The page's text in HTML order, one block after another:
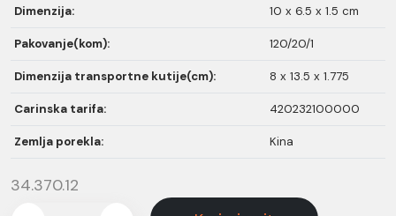
Dimenzija: 10 x 6.5 x 1.5 cm
Pakovanje(kom): 120/20/1
Dimenzija transportne kutije(cm): 8 x 13.5 x 1.775
Carinska tarifa: 420232100000
Zemlja porekla: Kina
34.370.12